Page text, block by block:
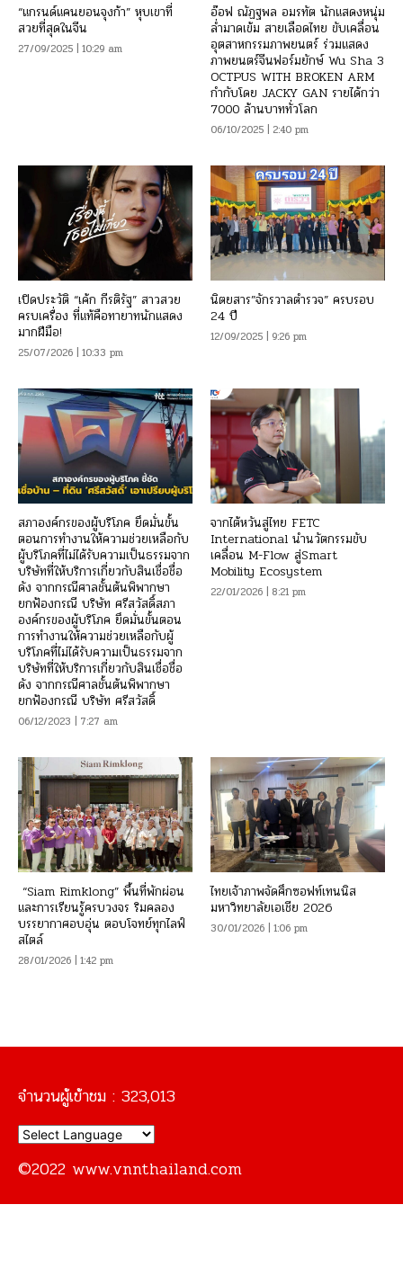
“แกรนด์แคนยอนจุงก้า” หุบเขาที่
สวยที่สุดในจีน
27/09/2025 | 10:29 am
อ๊อฟ ณัฏฐพล อมรทัต นักแสดงหนุ่ม
ล่ำมาดเข้ม สายเลือดไทย ขับเคลื่อน
อุตสาหกรรมภาพยนตร์ ร่วมแสดง
ภาพยนตร์จีนฟอร์มยักษ์ Wu Sha 3
OCTPUS WITH BROKEN ARM
กำกับโดย JACKY GAN รายได้กว่า
7000 ล้านบาททั่วโลก
06/10/2025 | 2:40 pm
เปิดประวัติ “เค้ก กีรติรัฐ” สาวสวย
ครบเครื่อง ที่แท้คือทายาทนักแสดง
มากฝีมือ!
25/07/2026 | 10:33 pm
นิตยสาร”จักรวาลตำรวจ” ครบรอบ
24 ปี
12/09/2025 | 9:26 pm
สภาองค์กรของผู้บริโภค ยึดมั่นขั้น
ตอนการทำงานให้ความช่วยเหลือกับ
ผู้บริโภคที่ไม่ได้รับความเป็นธรรมจาก
บริษัทที่ให้บริการเกี่ยวกับสินเชื่อชื่อ
ดัง จากกรณีศาลชั้นต้นพิพากษา
ยกฟ้องกรณี บริษัท ศรีสวัสดิ์สภา
องค์กรของผู้บริโภค ยึดมั่นขั้นตอน
การทำงานให้ความช่วยเหลือกับผู้
บริโภคที่ไม่ได้รับความเป็นธรรมจาก
บริษัทที่ให้บริการเกี่ยวกับสินเชื่อชื่อ
ดัง จากกรณีศาลชั้นต้นพิพากษา
ยกฟ้องกรณี บริษัท ศรีสวัสดิ์
06/12/2023 | 7:27 am
จากไต้หวันสู่ไทย FETC
International นำนวัตกรรมขับ
เคลื่อน M-Flow สู่Smart
Mobility Ecosystem
22/01/2026 | 8:21 pm
“Siam Rimklong” พื้นที่พักผ่อน
และการเรียนรู้ครบวงจร ริมคลอง
บรรยากาศอบอุ่น ตอบโจทย์ทุกไลฟ์
สไตล์
28/01/2026 | 1:42 pm
ไทยเจ้าภาพจัดศึกซอฟท์เทนนิส
มหาวิทยาลัยเอเชีย 2026
30/01/2026 | 1:06 pm
จำนวนผู้เข้าชม : 323,013
©2022 www.vnnthailand.com